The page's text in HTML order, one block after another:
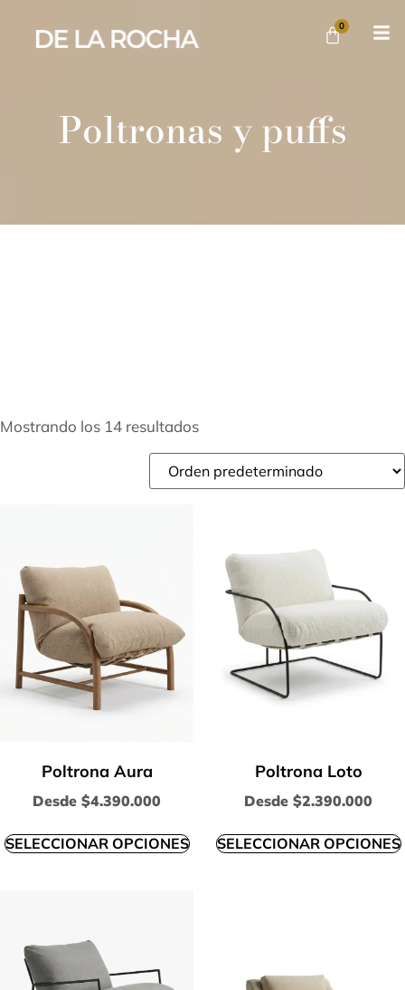
0
Poltronas y puffs
Mostrando los 14 resultados
Poltrona Aura
Desde $4.390.000
SELECCIONAR OPCIONES
Poltrona Loto
Desde $2.390.000
SELECCIONAR OPCIONES